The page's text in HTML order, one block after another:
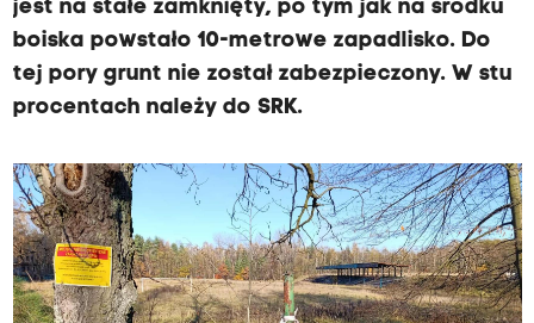
jest na stałe zamknięty, po tym jak na środku
boiska powstało 10-metrowe zapadlisko. Do
tej pory grunt nie został zabezpieczony. W stu
procentach należy do SRK.